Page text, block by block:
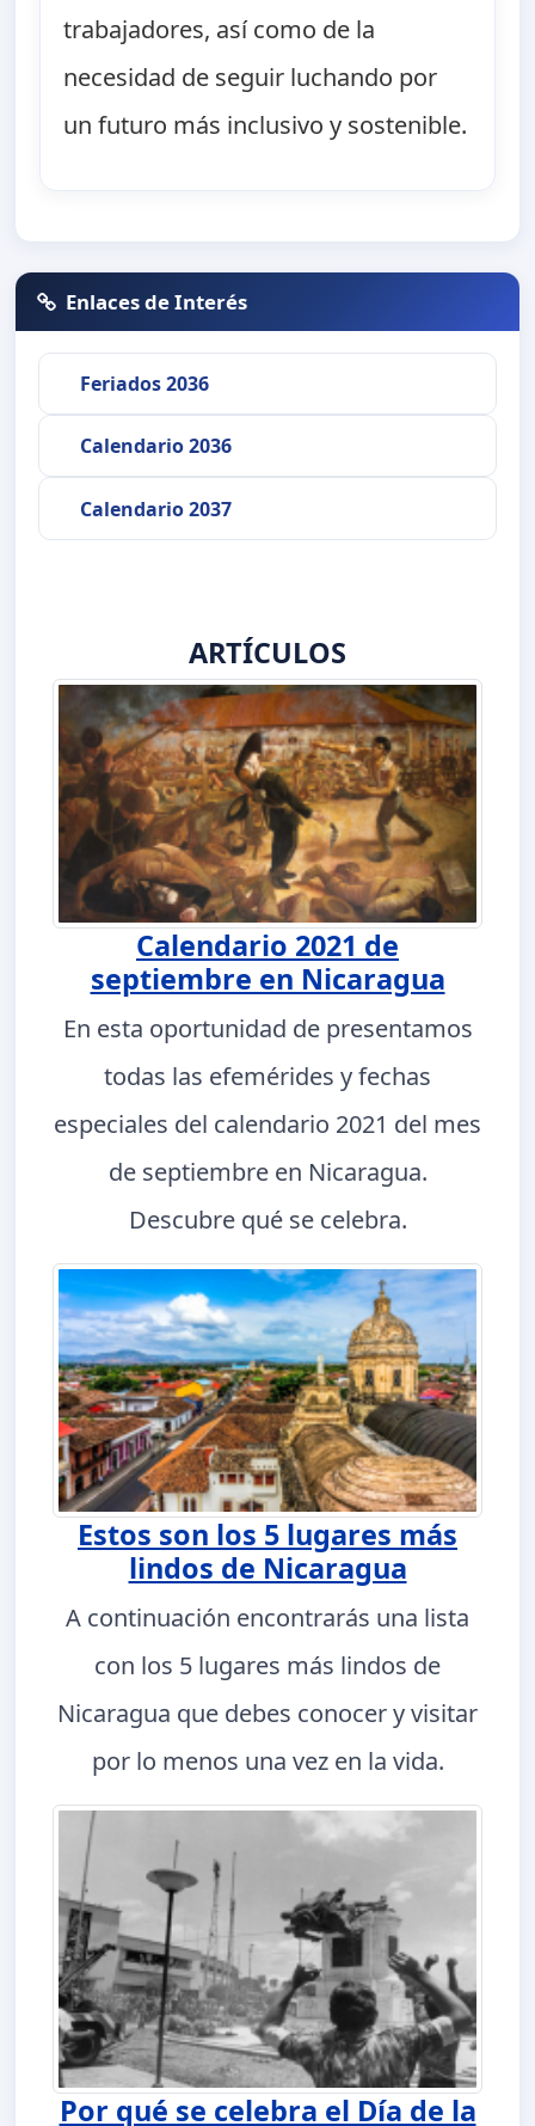
trabajadores, así como de la
necesidad de seguir luchando por
un futuro más inclusivo y sostenible.
Enlaces de Interés
Feriados 2036
Calendario 2036
Calendario 2037
ARTÍCULOS
Calendario 2021 de
septiembre en Nicaragua
En esta oportunidad de presentamos
todas las efemérides y fechas
especiales del calendario 2021 del mes
de septiembre en Nicaragua.
Descubre qué se celebra.
Estos son los 5 lugares más
lindos de Nicaragua
A continuación encontrarás una lista
con los 5 lugares más lindos de
Nicaragua que debes conocer y visitar
por lo menos una vez en la vida.
Por qué se celebra el Día de la